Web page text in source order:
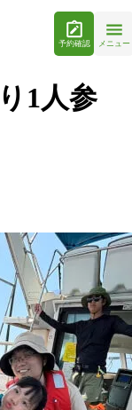
予約確認 メニュー
1人参